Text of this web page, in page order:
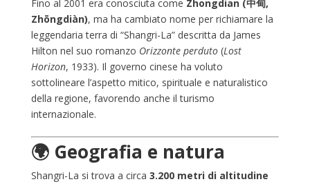
Fino al 2001 era conosciuta come Zhongdian (中甸,
Zhōngdiàn), ma ha cambiato nome per richiamare la
leggendaria terra di “Shangri-La” descritta da James
Hilton nel suo romanzo Orizzonte perduto(Lost
Horizon, 1933). Il governo cinese ha voluto
sottolineare l’aspetto mitico, spirituale e naturalistico
della regione, favorendo anche il turismo
internazionale.
🌍 Geografia e natura
Shangri-La si trova a circa 3.200 metri di altitudine